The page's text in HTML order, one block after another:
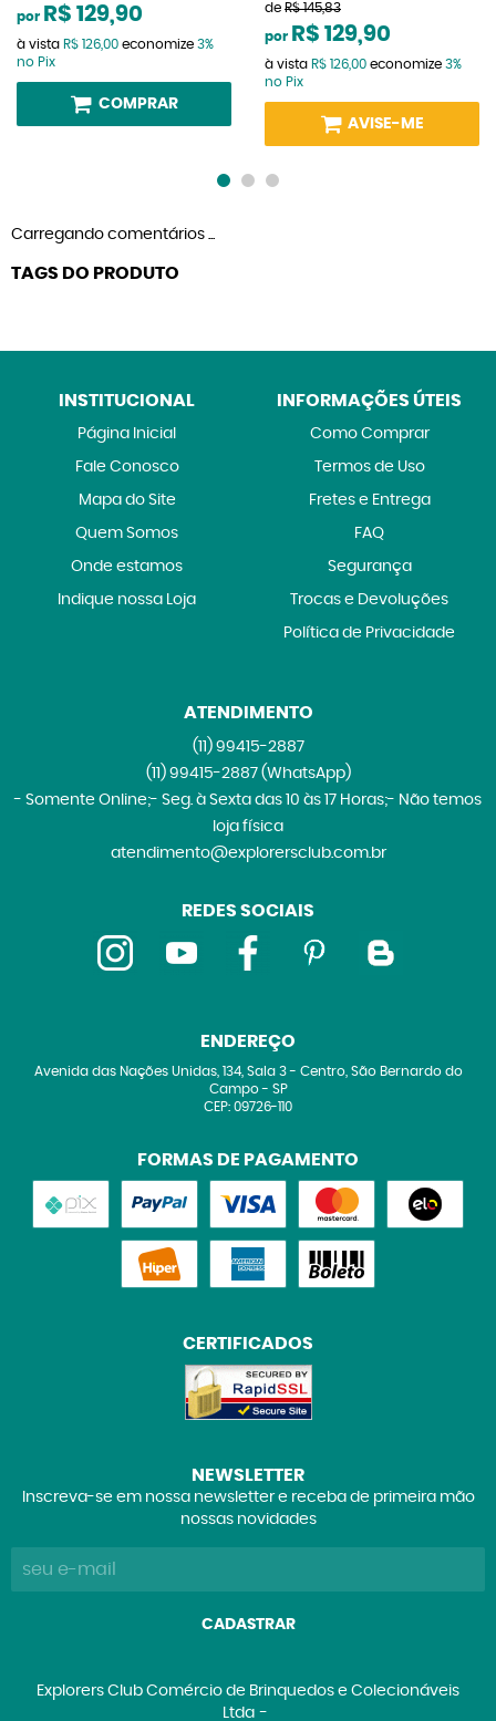
por R$ 129,90
à vista R$ 126,00 economize 3%
no Pix
COMPRAR
de R$ 145,83
por R$ 129,90
à vista R$ 126,00 economize 3%
no Pix
AVISE-ME
Carregando comentários ...
TAGS DO PRODUTO
INSTITUCIONAL
Página Inicial
Fale Conosco
Mapa do Site
Quem Somos
Onde estamos
Indique nossa Loja
INFORMAÇÕES ÚTEIS
Como Comprar
Termos de Uso
Fretes e Entrega
FAQ
Segurança
Trocas e Devoluções
Política de Privacidade
ATENDIMENTO
(11)99415-2887
(11)99415-2887 (WhatsApp)
- Somente Online;- Seg. à Sexta das 10 às 17 Horas;- Não temos
loja física
atendimento@explorersclub.com.br
REDES SOCIAIS
ENDEREÇO
Avenida das Nações Unidas, 134, Sala 3- Centro, São Bernardo do
Campo- SP
CEP: 09726-110
FORMAS DE PAGAMENTO
CERTIFICADOS
NEWSLETTER
Inscreva-se em nossa newsletter e receba de primeira mão
nossas novidades
CADASTRAR
Explorers Club Comércio de Brinquedos e Colecionáveis
Ltda